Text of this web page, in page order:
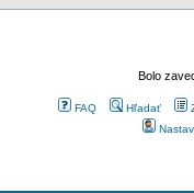
Bolo
FAQ Hľadať